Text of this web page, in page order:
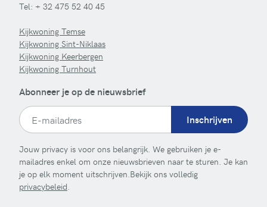
Tel: + 32 475 52 40 45
Kijkwoning Temse
Kijkwoning Sint-Niklaas
Kijkwoning Keerbergen
Kijkwoning Turnhout
Abonneer je op de nieuwsbrief
Inschrijven
Jouw privacy is voor ons belangrijk. We gebruiken je e-
mailadres enkel om onze nieuwsbrieven naar te sturen. Je kan
je op elk moment uitschrijven.Bekijk ons volledig
privacybeleid.